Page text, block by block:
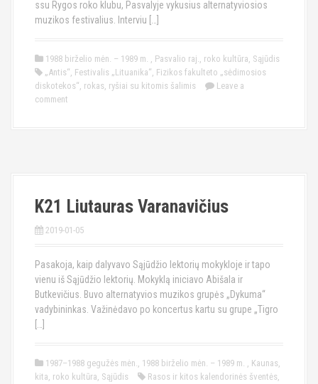
ssu Rygos roko klubu, Pasvalyje vykusius alternatyviosios
muzikos festivalius. Interviu […]
1988 birželio mėn. – 1989 m. , Pasvalio raj., roko kultūra, Sąjūdis
„Antis“, Festivalis „Lituanika“, Fizikos fakulteto „sėdimosios
diskotekos“, rokas, ryšiai su kitomis šalimis
Leave a
comment
K21 Liutauras Varanavičius
2019-01-05
Pasakoja, kaip dalyvavo Sąjūdžio lektorių mokykloje ir tapo
vienu iš Sąjūdžio lektorių. Mokyklą iniciavo Abišala ir
Butkevičius. Buvo alternatyvios muzikos grupės „Dykuma“
vadybininkas. Važinėdavo po koncertus kartu su grupe „Tigro
1987–1988 gegužės mėn., 1988 birželio mėn. – 1989 m. , Kaunas,
kita, roko kultūra, Sąjūdis Rasos ir kitos kalendorinės šventės,